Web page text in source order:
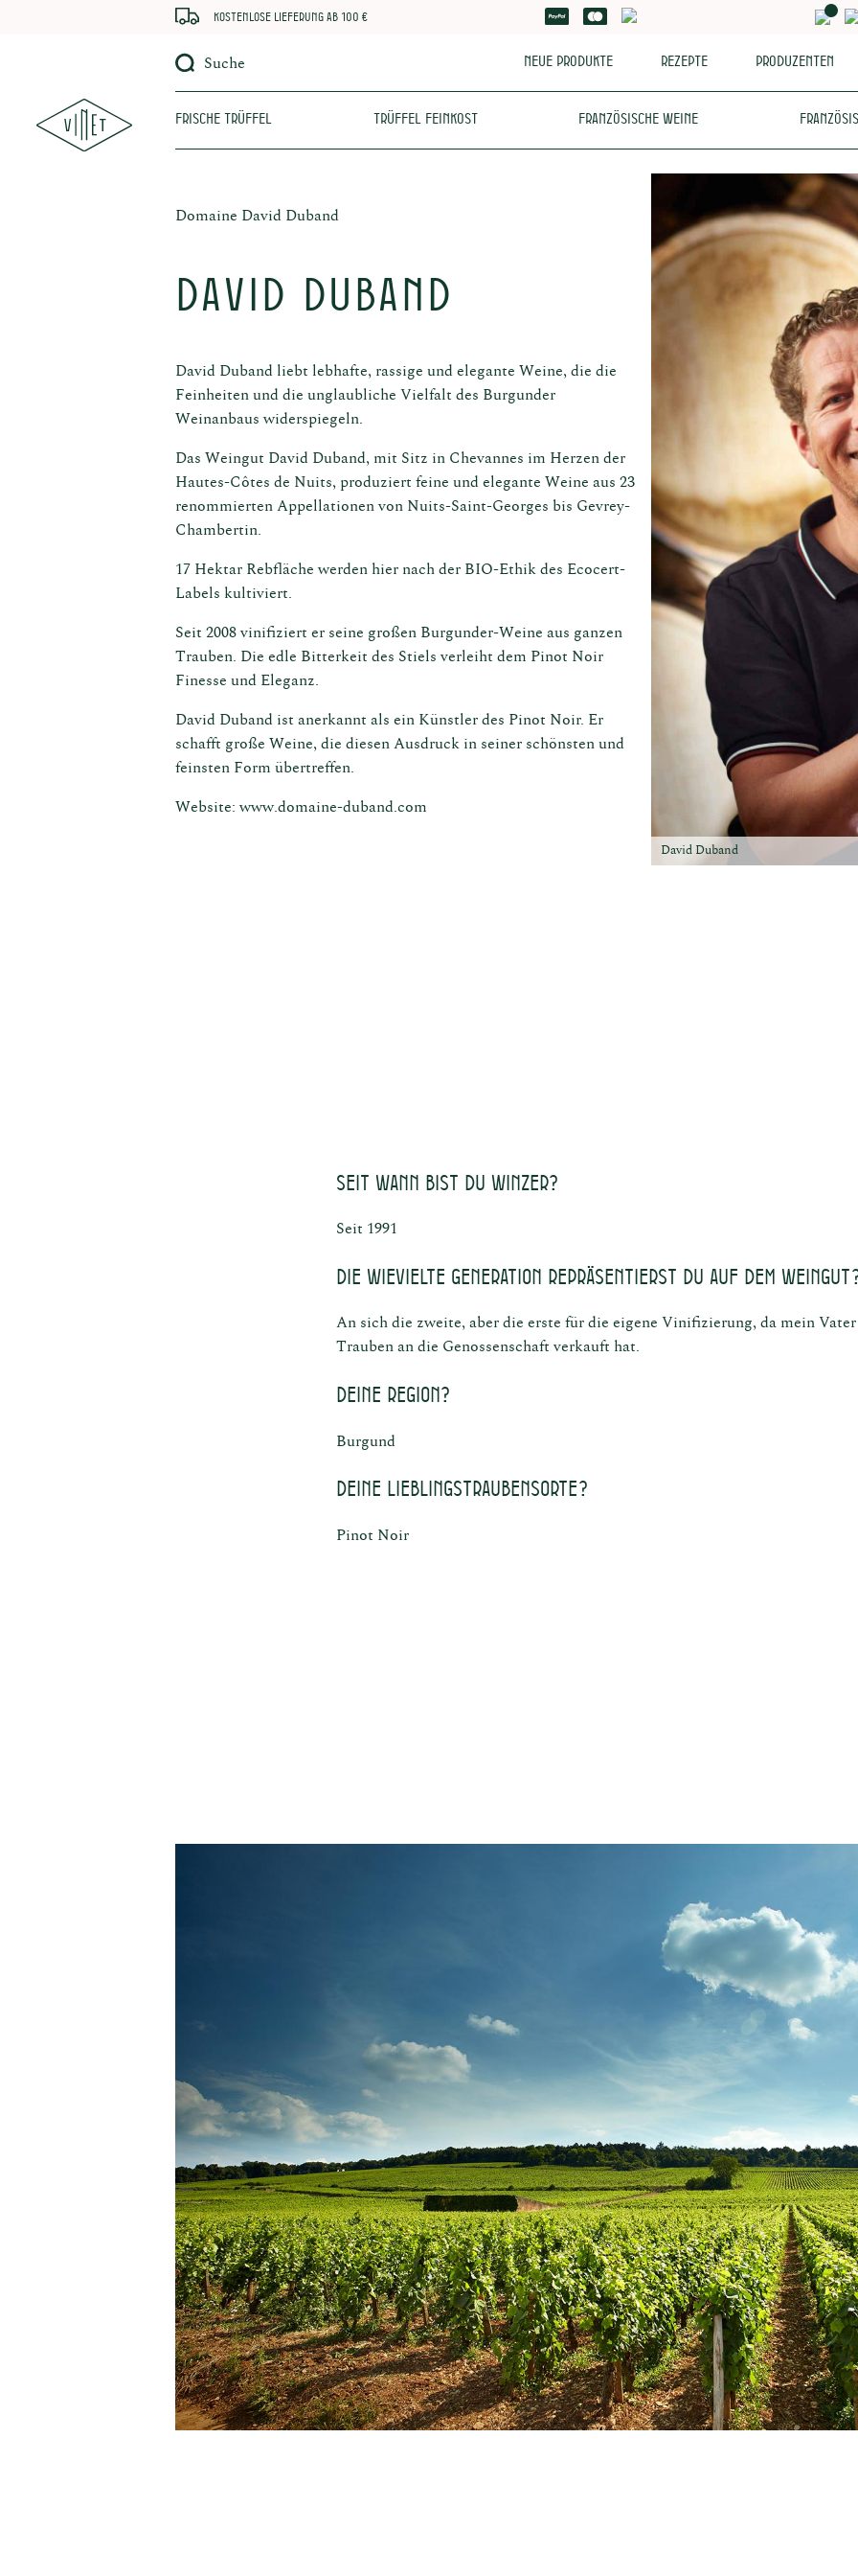
Kostenlose Lieferung ab 100 €
Suche Neue Produkte Rezepte Produzenten
Frische Trüffel Trüffel Feinkost Französische Weine
Französische
David Duband
Domaine David Duband
David Duband
David Duband liebt lebhafte, rassige und elegante Weine, die die
Feinheiten und die unglaubliche Vielfalt des Burgunder
Weinanbaus widerspiegeln.
Das Weingut David Duband, mit Sitz in Chevannes im Herzen der
Hautes-Côtes de Nuits, produziert feine und elegante Weine aus 23
renommierten Appellationen von Nuits-Saint-Georges bis Gevrey-
Chambertin.
17 Hektar Rebfläche werden hier nach der BIO-Ethik des Ecocert-
Labels kultiviert.
Seit 2008 vinifiziert er seine großen Burgunder-Weine aus ganzen
Trauben. Die edle Bitterkeit des Stiels verleiht dem Pinot Noir
Finesse und Eleganz.
David Duband ist anerkannt als ein Künstler des Pinot Noir. Er
schafft große Weine, die diesen Ausdruck in seiner schönsten und
feinsten Form übertreffen.
Website: www.domaine-duband.com
Seit Wann bist du Winzer?
Seit 1991
Die wievielte Generation repräsentierst Du auf dem
An sich die zweite, aber die erste für die eigene Vinifizierung, da mein
Trauben an die Genossenschaft verkauft hat.
Deine Region?
Burgund
Deine Lieblingstraubensorte?
Pinot Noir